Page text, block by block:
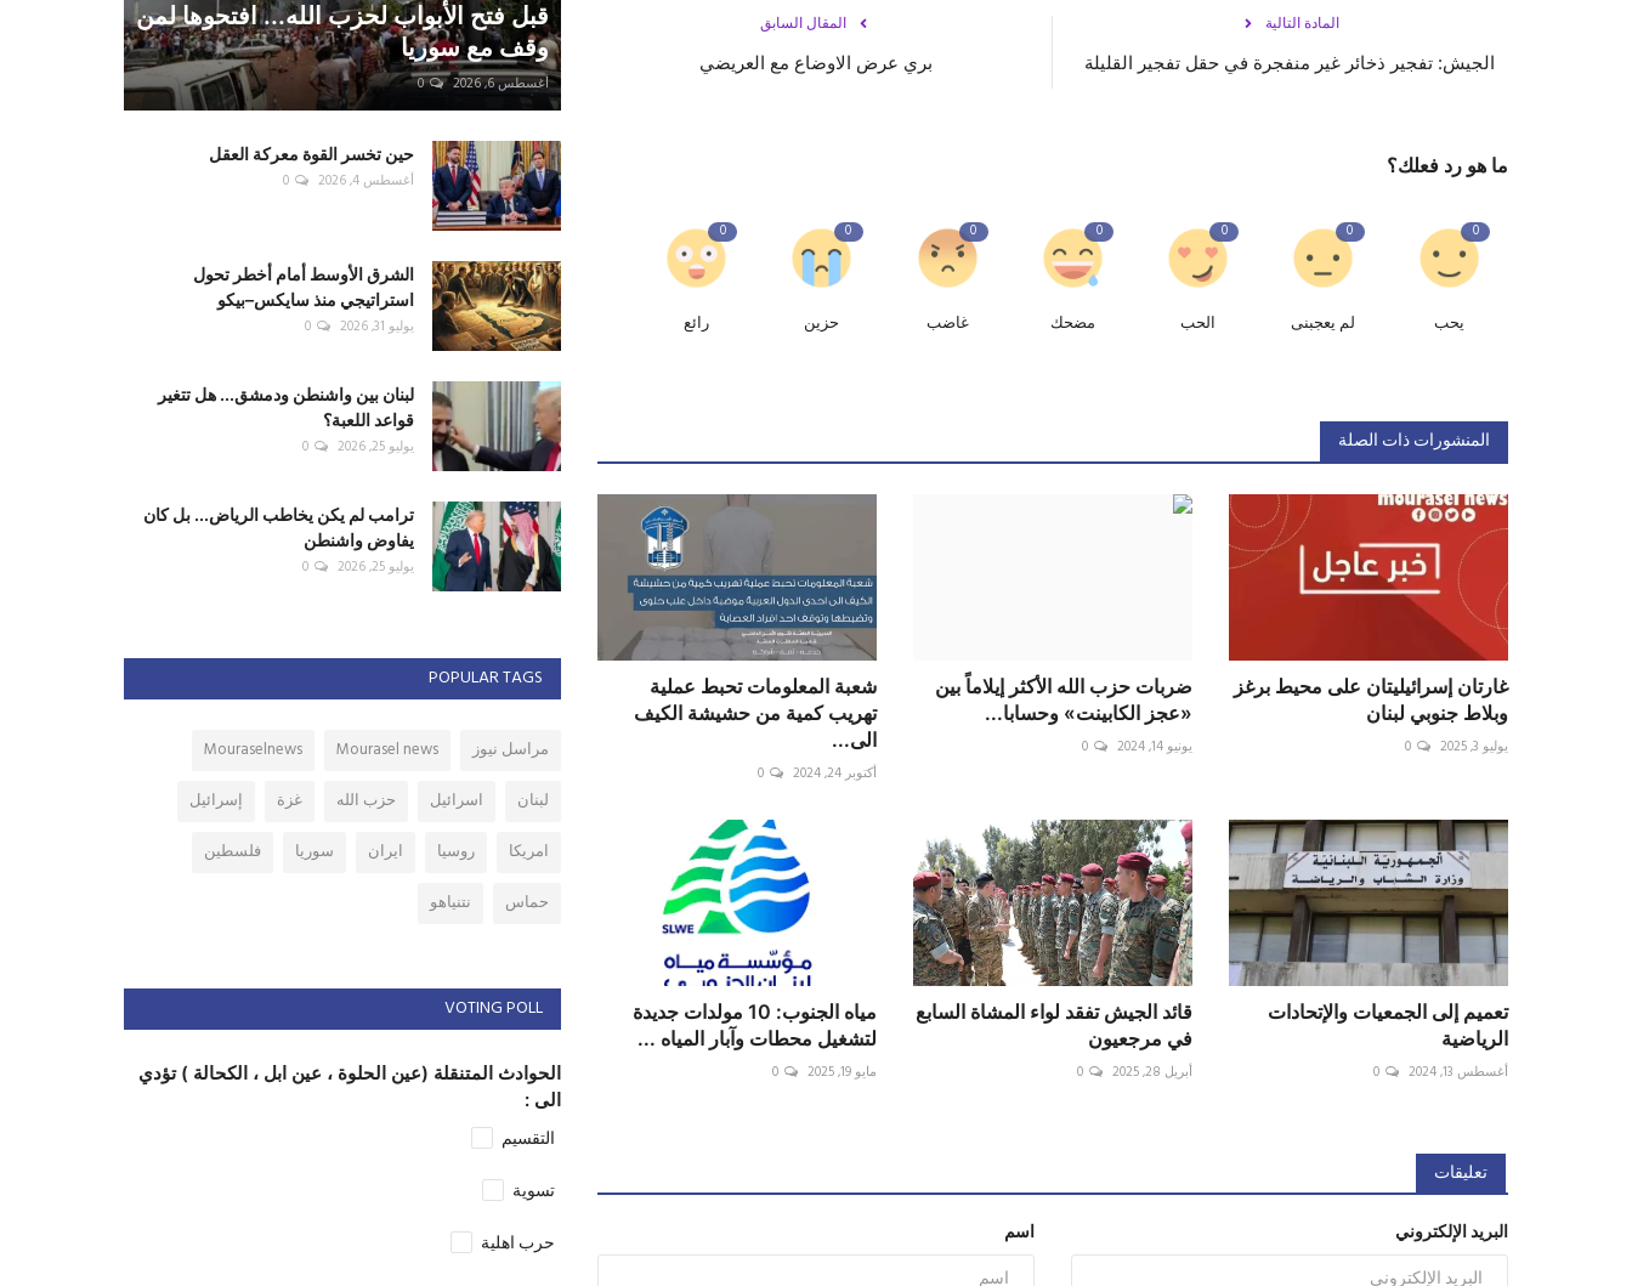
المقال السابق
بري عرض الاوضاع مع العريضي
المادة التالية
الجيش: تفجير ذخائر غير منفجرة في حقل تفجير القليلة
ما هو رد فعلك؟
0
يحب
0
لم يعجبنى
0
الحب
0
مضحك
0
غاضب
0
حزين
0
رائع
المنشورات ذات الصلة
غارتان إسرائيليتان على محيط برغز
وبلاط جنوبي لبنان
يوليو 3, 2025 0
ضربات حزب الله الأكثر إيلاماً بين
«عجز الكابينت» وحسابا...
يونيو 14, 2024 0
شعبة المعلومات تحبط عملية
تهريب كمية من حشيشة الكيف
الى...
أكتوبر 24, 2024 0
تعميم إلى الجمعيات والإتحادات
الرياضية
أغسطس 13, 2024 0
قائد الجيش تفقد لواء المشاة السابع
في مرجعيون
أبريل 28, 2025 0
مياه الجنوب: 10 مولدات جديدة
لتشغيل محطات وآبار المياه ...
مايو 19, 2025 0
تعليقات
اسم البريد الإلكتروني
قبل فتح الأبواب لحزب الله... افتحوها لمن
وقف مع سوريا
أغسطس 6, 2026 0
حين تخسر القوة معركة العقل
أغسطس 4, 2026 0
الشرق الأوسط أمام أخطر تحول
استراتيجي منذ سايكس–بيكو
يوليو 31, 2026 0
لبنان بين واشنطن ودمشق... هل تتغير
قواعد اللعبة؟
يوليو 25, 2026 0
ترامب لم يكن يخاطب الرياض... بل كان
يفاوض واشنطن
يوليو 25, 2026 0
POPULAR TAGS
مراسل نيوز Mourasel news
Mouraselnews
لبنان
اسرائيل حزب الله غزة
إسرائيل
امريكا
روسيا ايران سوريا
فلسطين
حماس
نتنياهو
VOTING POLL
الحوادث المتنقلة (عين الحلوة ، عين ابل ، الكحالة ) تؤدي
الى :
التقسيم
تسوية
حرب اهلية